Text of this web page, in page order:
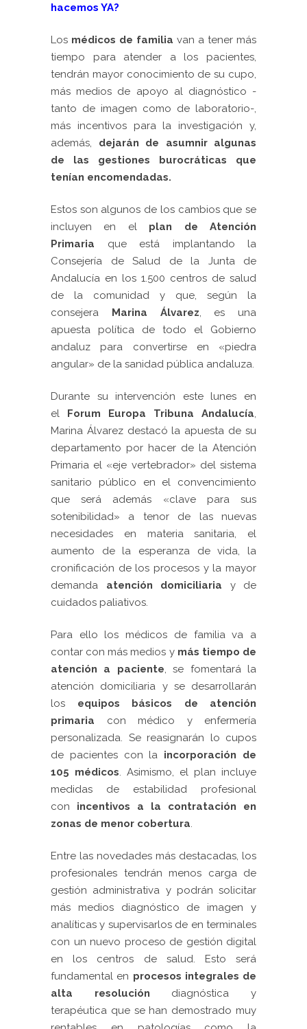
hacemos YA?
Los médicos de familia van a tener más
tiempo para atender a los pacientes,
tendrán mayor conocimiento de su cupo,
más medios de apoyo al diagnóstico -
tanto de imagen como de laboratorio-,
más incentivos para la investigación y,
además, dejarán de asumnir algunas
de las gestiones burocráticas que
tenían encomendadas.
Estos son algunos de los cambios que se
incluyen en el plan de Atención
Primaria que está implantando la
Consejería de Salud de la Junta de
Andalucía en los 1.500 centros de salud
de la comunidad y que, según la
consejera Marina Álvarez, es una
apuesta política de todo el Gobierno
andaluz para convertirse en «piedra
angular» de la sanidad pública andaluza.
Durante su intervención este lunes en
el Forum Europa Tribuna Andalucía,
Marina Álvarez destacó la apuesta de su
departamento por hacer de la Atención
Primaria el «eje vertebrador» del sistema
sanitario público en el convencimiento
que será además «clave para sus
sotenibilidad» a tenor de las nuevas
necesidades en materia sanitaria, el
aumento de la esperanza de vida, la
cronificación de los procesos y la mayor
demanda atención domiciliaria y de
cuidados paliativos.
Para ello los médicos de familia va a
contar con más medios y más tiempo de
atención a paciente, se fomentará la
atención domiciliaria y se desarrollarán
los equipos básicos de atención
primaria con médico y enfermería
personalizada. Se reasignarán lo cupos
de pacientes con la incorporación de
105 médicos. Asimismo, el plan incluye
medidas de estabilidad profesional
con incentivos a la contratación en
zonas de menor cobertura.
Entre las novedades más destacadas, los
profesionales tendrán menos carga de
gestión administrativa y podrán solicitar
más medios diagnóstico de imagen y
analíticas y supervisarlos de en terminales
con un nuevo proceso de gestión digital
en los centros de salud. Esto será
fundamental en procesos integrales de
alta resolución diagnóstica y
terapéutica que se han demostrado muy